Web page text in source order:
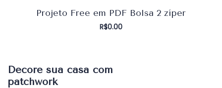
Projeto Free em PDF Bolsa 2 zíper
R$0.00
Decore sua casa com
patchwork